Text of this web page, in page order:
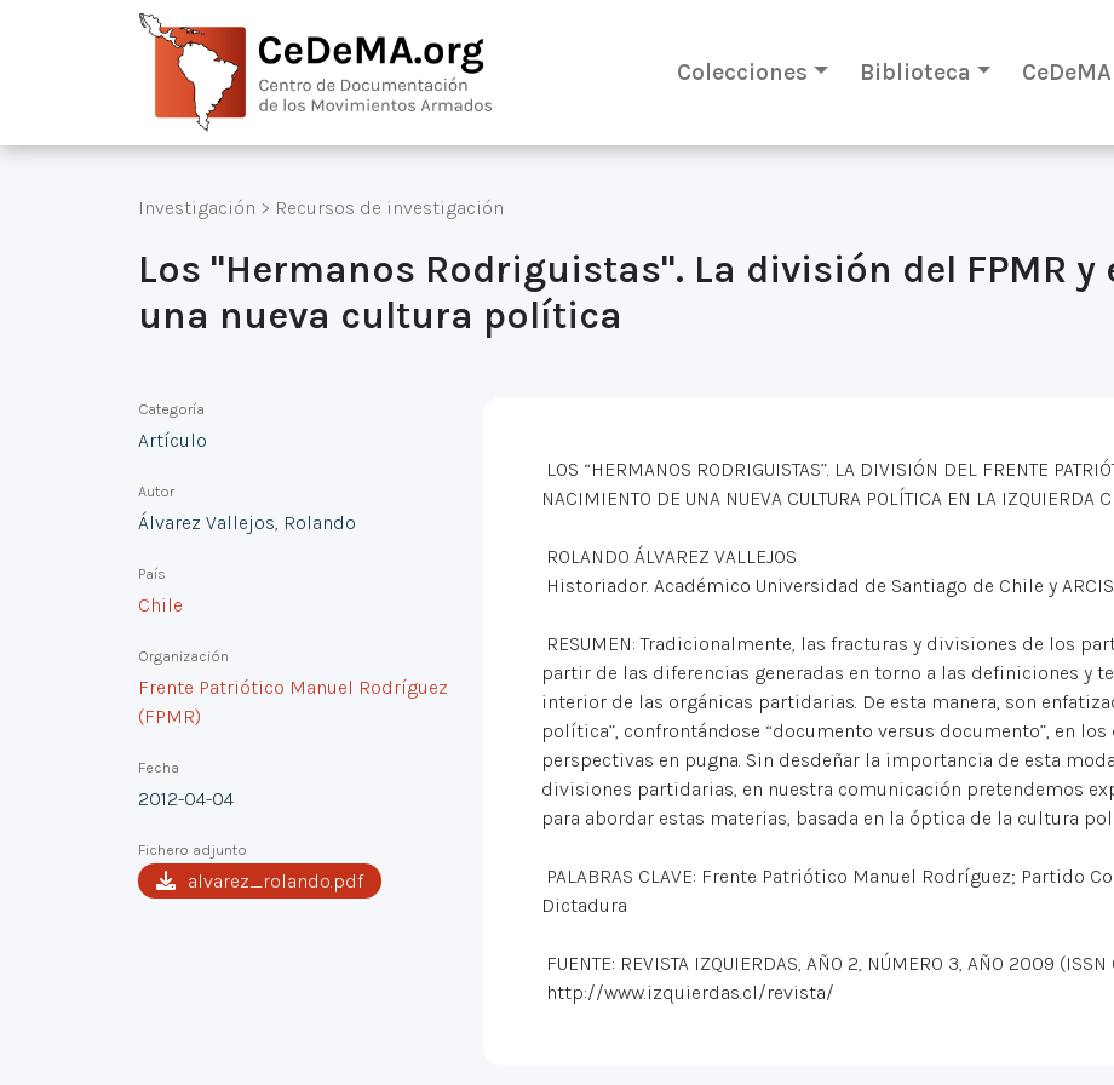
Colecciones Biblioteca CeDeMA
Investigación > Recursos de investigación
Los "Hermanos Rodriguistas". La división del FPMR
una nueva cultura política
Categoría
Artículo
Autor
Álvarez Vallejos, Rolando
País
Chile
Organización
Frente Patriótico Manuel Rodríguez
(FPMR)
Fecha
2012-04-04
Fichero adjunto
alvarez_rolando.pdf
LOS “HERMANOS RODRIGUISTAS”. LA DIVISIÓN DEL FRENTE
NACIMIENTO DE UNA NUEVA CULTURA POLÍTICA EN LA IZQUIERDA
ROLANDO ÁLVAREZ VALLEJOS
Historiador. Académico Universidad de Santiago de Chile y ARCIS.
RESUMEN: Tradicionalmente, las fracturas y divisiones de los
partir de las diferencias generadas en torno a las definiciones y
interior de las orgánicas partidarias. De esta manera, son
política”, confrontándose “documento versus documento”, en
perspectivas en pugna. Sin desdeñar la importancia de esta
divisiones partidarias, en nuestra comunicación pretendemos
para abordar estas materias, basada en la óptica de la cultura
PALABRAS CLAVE: Frente Patriótico Manuel Rodríguez; Partido
Dictadura
FUENTE: REVISTA IZQUIERDAS, AÑO 2, NÚMERO 3, AÑO 2009
http://www.izquierdas.cl/revista/